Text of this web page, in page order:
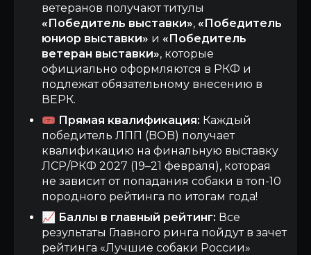
ветеранов получают титулы
«Победитель выставки», «Победитель
юниор выставки» и «Победитель
ветеран выставки», которые
официально оформляются в РКФ и
подлежат обязательному внесению в
ВЕРК.
🎟️ Прямая квалификация: Каждый
победитель ЛПП (BOB) получает
квалификацию на финальную выставку
ЛСР/РКФ 2027 (19–21 февраля), которая
не зависит от попадания собаки в топ-10
породного рейтинга по итогам года!
📈 Баллы в главный рейтинг: Все
результаты Главного ринга пойдут в зачет
рейтинга «Лучшие собаки России»